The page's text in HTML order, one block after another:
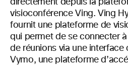
directement depuis la
visioconférence Ving. Ving
fournit une plateforme de
qui permet de se connecter
de réunions via une interface
Vymo, une plateforme